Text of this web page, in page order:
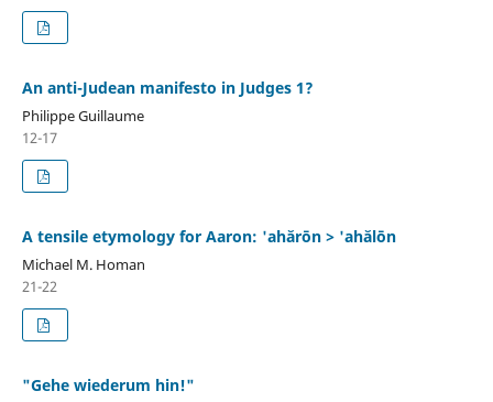
An anti-Judean manifesto in Judges 1?
Philippe Guillaume
12-17
A tensile etymology for Aaron: 'ahărōn > 'ahălōn
Michael M. Homan
21-22
"Gehe wiederum hin!"